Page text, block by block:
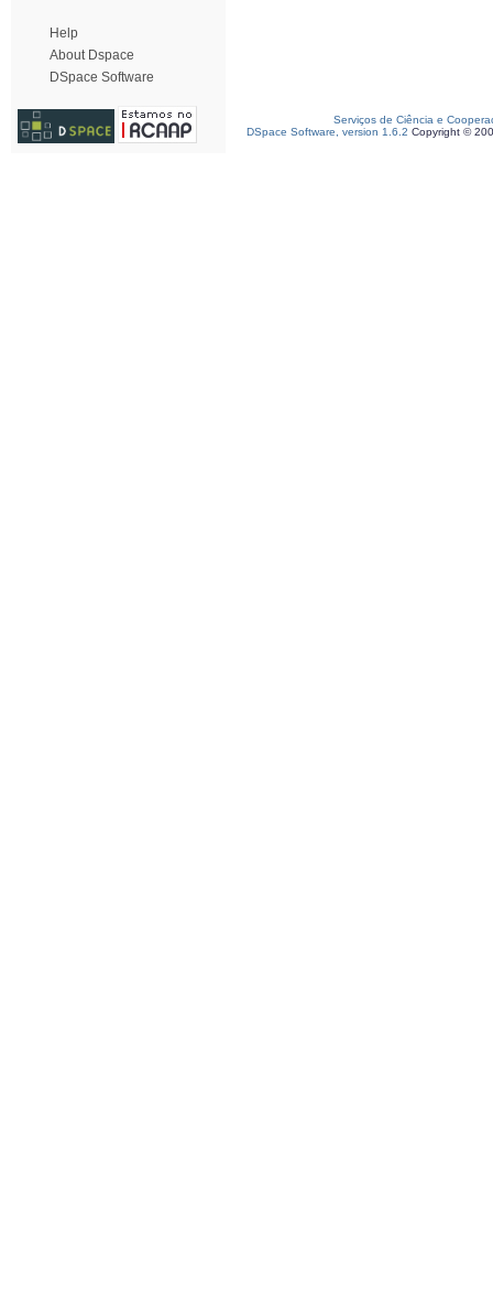
Help
About Dspace
DSpace Software
Serviços de Ciência e
DSpace Software, version 1.6.2 Copyright ©